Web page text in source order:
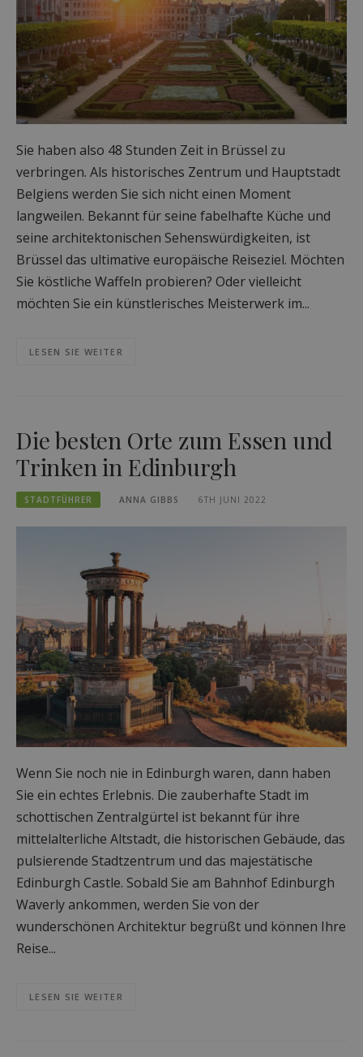
Sie haben also 48 Stunden Zeit in Brüssel zu
verbringen. Als historisches Zentrum und Hauptstadt
Belgiens werden Sie sich nicht einen Moment
langweilen. Bekannt für seine fabelhafte Küche und
seine architektonischen Sehenswürdigkeiten, ist
Brüssel das ultimative europäische Reiseziel. Möchten
Sie köstliche Waffeln probieren? Oder vielleicht
möchten Sie ein künstlerisches Meisterwerk im...
LESEN SIE WEITER
Die besten Orte zum Essen und
Trinken in Edinburgh
STADTFÜHRER ANNA GIBBS 6TH JUNI 2022
Wenn Sie noch nie in Edinburgh waren, dann haben
Sie ein echtes Erlebnis. Die zauberhafte Stadt im
schottischen Zentralgürtel ist bekannt für ihre
mittelalterliche Altstadt, die historischen Gebäude, das
pulsierende Stadtzentrum und das majestätische
Edinburgh Castle. Sobald Sie am Bahnhof Edinburgh
Waverly ankommen, werden Sie von der
wunderschönen Architektur begrüßt und können Ihre
Reise...
LESEN SIE WEITER